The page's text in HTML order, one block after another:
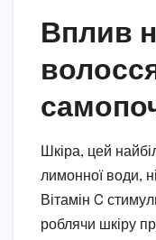
Вплив
Шкіра, цей
лимонної води,
Вітамін C
роблячи шкіру